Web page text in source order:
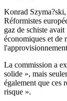
Konrad
Réformistes
gaz de schiste
économiques et de
La commission a
solide », mais
également que ces
risque ».